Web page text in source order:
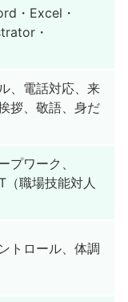
・Excel・
・
、電話対応、来
拶、敬語、身だ
プワーク、
（職場技能対人
トロール、体調